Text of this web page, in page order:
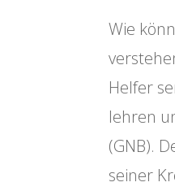
Wie
Helfer
lehren
(GNB).
seiner